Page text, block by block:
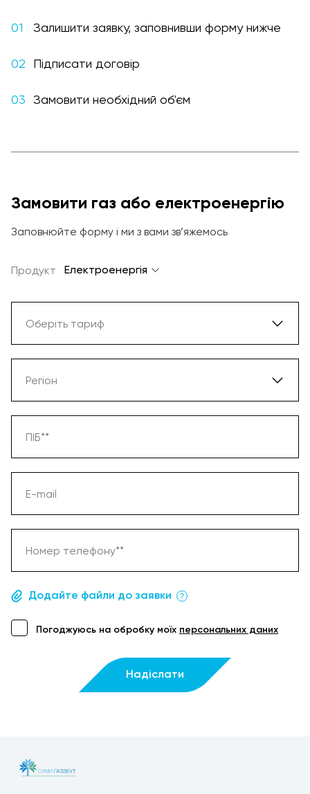
Залишити заявку, заповнивши форму нижче
Підписати договір
Замовити необхідний об'єм
Замовити газ або електроенергію
Заповнюйте форму і ми з вами зв’яжемось
Продукт Електроенергія
Оберіть тариф
Електроенергія
Регіон
Вінниця
Житомир
Київ
Кропивницький
Одеса
ПІБ**
E-mail
Номер телефону**
Додайте файли до заявки
Погоджуюсь на обробку моїх персональних даних
Надіслати